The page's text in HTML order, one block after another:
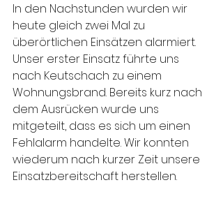
In den Nachstunden wurden wir
heute gleich zwei Mal zu
überörtlichen Einsätzen alarmiert.
Unser erster Einsatz führte uns
nach Keutschach zu einem
Wohnungsbrand. Bereits kurz nach
dem Ausrücken wurde uns
mitgeteilt, dass es sich um einen
Fehlalarm handelte. Wir konnten
wiederum nach kurzer Zeit unsere
Einsatzbereitschaft herstellen.